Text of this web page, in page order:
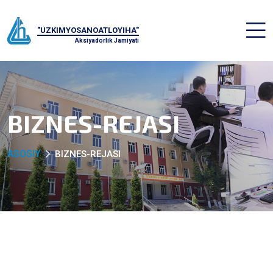
"UZKIMYOSANOATLOYIHA"
Aksiyadorlik Jamiyati
BIZNES-REJASI
ASOSIY BIZNES-REJASI